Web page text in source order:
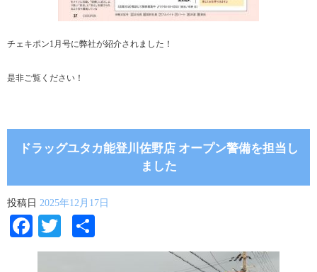
チェキポン1月号に弊社が紹介されました！
是非ご覧ください！
ドラッグユタカ能登川佐野店 オープン警備を担当し
ました
投稿日 2025年12月17日
Facebook
Twitter
有